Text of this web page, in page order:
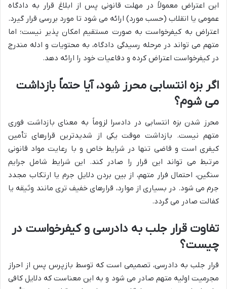
این اعتراض معمولاً در مهلت قانونی پس از ابلاغ قرار به دادگاه
عمومی یا انقلاب (حسب مورد) ارائه می شود تا مورد بررسی قرار گیرد.
اعتراض به کیفرخواست به صورت مستقیم امکان پذیر نیست؛ اما
متهم می تواند در مرحله رسیدگی دادگاه، به محتویات و ادله مندرج
در کیفرخواست اعتراض کرده و دفاعیات خود را ارائه دهد.
اگر بزه انتسابی محرز شود، آیا حتماً بازداشت
می شوم؟
محرز شدن بزه انتسابی در دادسرا لزوماً به معنای بازداشت فوری
متهم نیست. بازداشت موقت یکی از شدیدترین قرارهای تأمین
کیفری است و قاضی تنها در شرایط خاص و با رعایت مواد قانونی
مرتبط می تواند این قرار را صادر کند. این شرایط شامل جرایم
سنگین، احتمال فرار متهم، از بین بردن دلایل جرم یا ارتکاب مجدد
جرم می شود. در بسیاری از موارد، قرارهای خفیف تری مانند وثیقه یا
کفالت صادر می گردد.
تفاوت قرار جلب به دادرسی و کیفرخواست در
چیست؟
قرار جلب به دادرسی، تصمیمی است که توسط بازپرس پس از احراز
مجرمیت اولیه متهم صادر می شود و به این معناست که دلایل کافی